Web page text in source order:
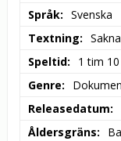
Språk
Svenska
Textning
Speltid
1 tim
Genre
Releasedatum
Åldersgräns